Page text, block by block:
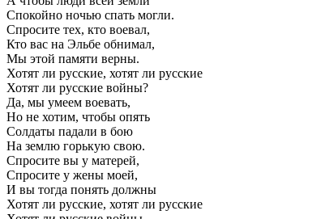
Спокойно ночью спать могли.
Спросите тех, кто воевал,
Кто вас на Эльбе обнимал,
Мы этой памяти верны.
Хотят ли русские, хотят ли русские
Хотят ли русские войны?
Да, мы умеем воевать,
Но не хотим, чтобы опять
Солдаты падали в бою
На землю горькую свою.
Спросите вы у матерей,
Спросите у жены моей,
И вы тогда понять должны
Хотят ли русские, хотят ли русские